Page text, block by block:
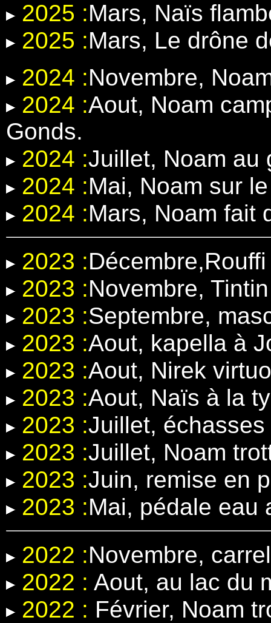
2025 :Mars, Naïs
2025 :Mars, Le drône
2024 :Novembre,
2024 :Aout, Noam
Gonds.
2024 :Juillet, Noam au
2024 :Mai, Noam sur
2024 :Mars, Noam fait
2023 :
2023 :Novembre,
2023 :Septembre,
2023 :Aout, kapella à
2023 :Aout, Nirek
2023 :Aout, Naïs à la
2023 :Juillet,
2023 :Juillet, Noam
2023 :Juin, remise en
2023 :Mai, pédale eau
2022 :Novembre,
2022 : Aout, au lac du
2022 : Février, Noam